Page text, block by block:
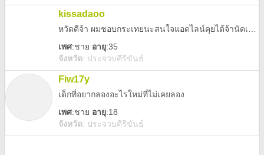
kissadaoo
เพศ:ชาย อายุ:35
จังหวัด: ประจวบคีรีขันธ์
Fiw17y
เด็กที่อยากลองอะไรใหม่ที่ไม่เคยลอง
เพศ:ชาย อายุ:18
จังหวัด: ประจวบคีรีขันธ์